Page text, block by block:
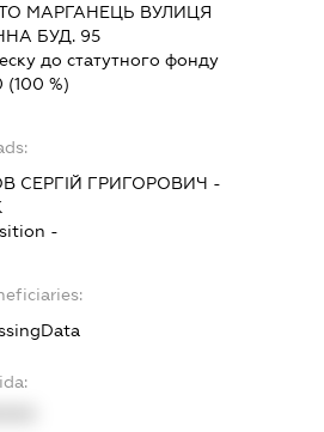
МАРГАНЕЦЬ ВУЛИЦЯ
БУД. 95
до статутного фонду
(100 %)
СЕРГІЙ ГРИГОРОВИЧ -
-